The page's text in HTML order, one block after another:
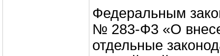
Федеральным
№ 283-Ф3 «О
отдельные